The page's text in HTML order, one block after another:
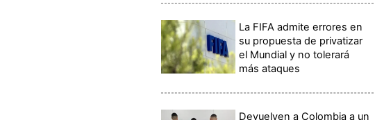
La FIFA admite errores en
su propuesta de privatizar
el Mundial y no tolerará
más ataques
Devuelven a Colombia a un